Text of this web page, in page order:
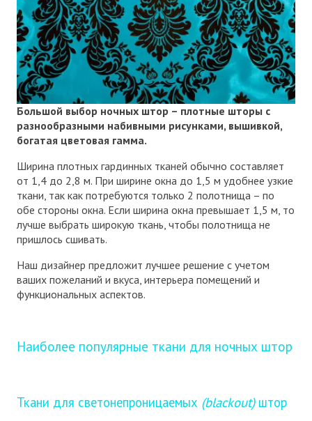
Большой выбор ночных штор – плотные шторы с
разнообразными набивными рисунками, вышивкой,
богатая цветовая гамма.
Ширина плотных гардинных тканей обычно составляет
от 1,4 до 2,8 м. При ширине окна до 1,5 м удобнее узкие
ткани, так как потребуются только 2 полотнища – по
обе стороны окна. Если ширина окна превышает 1,5 м, то
лучше выбрать широкую ткань, чтобы полотнища не
пришлось сшивать.
Наш дизайнер предложит лучшее решение с учетом
ваших пожеланий и вкуса, интерьера помещений и
функциональных аспектов.
Наиболее популярные ткани для ночных штор
Ткани для светонепроницаемых (blackout)штор